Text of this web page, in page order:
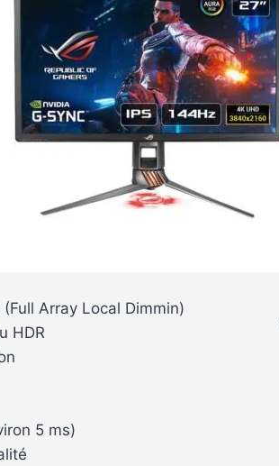
Array Local Dimmin)
HDR
5 ms)